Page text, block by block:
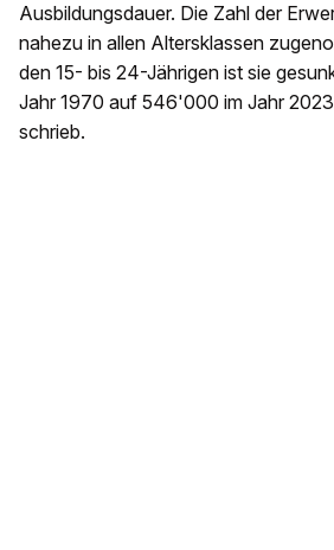
Ausbildungsdauer. Die Zahl der
nahezu in allen Altersklassen
den 15- bis 24-Jährigen ist sie
Jahr 1970 auf 546'000 im Jahr
schrieb.